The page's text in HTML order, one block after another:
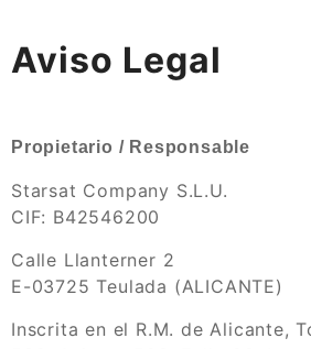
Aviso Legal
Propietario / Responsable
Starsat Company S.L.U.
CIF: B42546200
Calle Llanterner 2
E-03725 Teulada (ALICANTE)
Inscrita en el R.M. de Alicante,